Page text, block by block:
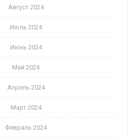
Август 2024
Июль 2024
Июнь 2024
Май 2024
Апрель 2024
Март 2024
Февраль 2024